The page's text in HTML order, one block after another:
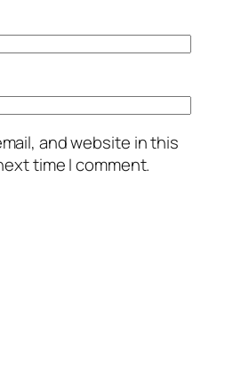
and website in this
time I comment.